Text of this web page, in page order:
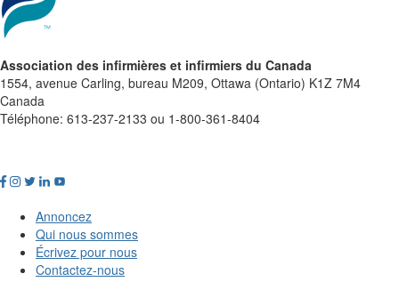
Association des infirmières et infirmiers du Canada
1554, avenue Carling, bureau M209, Ottawa (Ontario) K1Z 7M4
Canada
Téléphone: 613-237-2133 ou 1-800-361-8404
Annoncez
Qui nous sommes
Écrivez pour nous
Contactez-nous